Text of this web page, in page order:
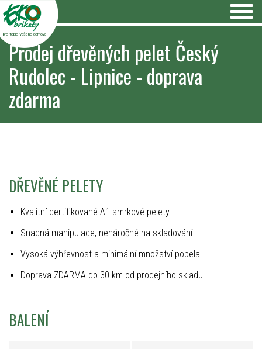
pro teplo Vašeho domova
Prodej dřevěných pelet Český
Rudolec - Lipnice - doprava
zdarma
DŘEVĚNÉ PELETY
Kvalitní certifikované A1 smrkové pelety
Snadná manipulace, nenáročné na skladování
Vysoká výhřevnost a minimální množství popela
Doprava ZDARMA do 30 km od prodejního skladu
BALENÍ